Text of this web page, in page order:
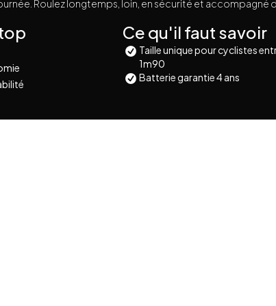
Roulez longtemps, loin, en sécurité et accompagné
Ce qu'il faut savoir
Taille unique pour cyclistes
1m90
Batterie garantie 4 ans